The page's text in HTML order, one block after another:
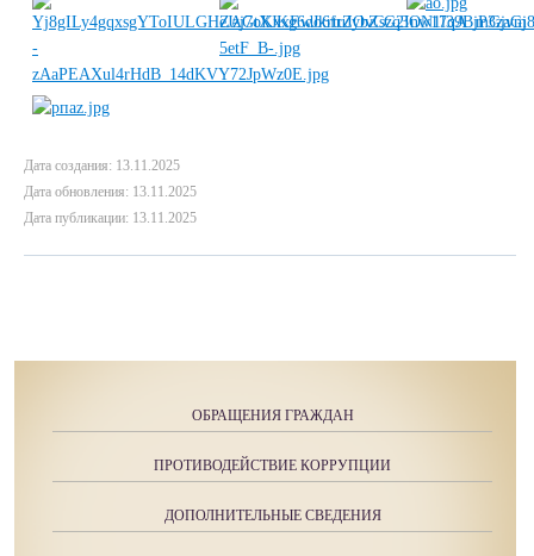
Дата создания: 13.11.2025
Дата обновления: 13.11.2025
Дата публикации: 13.11.2025
ОБРАЩЕНИЯ ГРАЖДАН
ПРОТИВОДЕЙСТВИЕ КОРРУПЦИИ
ДОПОЛНИТЕЛЬНЫЕ СВЕДЕНИЯ